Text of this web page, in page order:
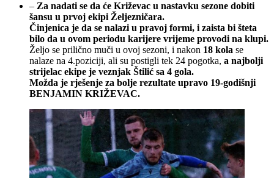
– Za nadati se da će Križevac u nastavku sezone dobiti
šansu u prvoj ekipi Željezničara.
Činjenica je da se nalazi u pravoj formi, i zaista bi šteta
bilo da u ovom periodu karijere vrijeme provodi na klupi.
Željo se prilično muči u ovoj sezoni, i nakon 18 kola se
nalaze na 4.poziciji, ali su postigli tek 24 pogotka, a najbolji
strijelac ekipe je veznjak Štilić sa 4 gola.
Možda je rješenje za bolje rezultate upravo 19-godišnji
BENJAMIN KRIŽEVAC.